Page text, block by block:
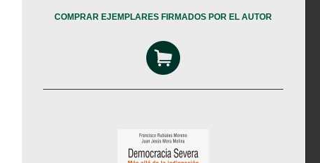
COMPRAR EJEMPLARES FIRMADOS POR EL AUTOR